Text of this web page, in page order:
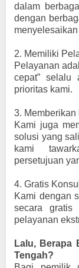
dalam
dengan
2. Memiliki
Pelayanan
cepat” selalu
prioritas kami.
3. Memberikan
Kami juga
solusi yang
kami
persetujuan
4. Gratis
Kami dengan
secara gratis
pelayanan
Lalu, Berapa
Tengah?